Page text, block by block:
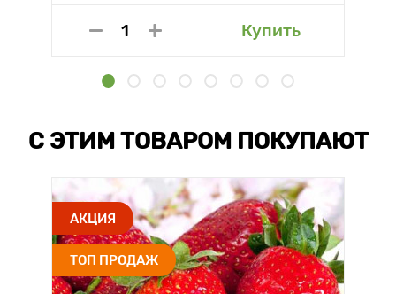
Купить
С ЭТИМ ТОВАРОМ ПОКУПАЮТ
АКЦИЯ
ТОП ПРОДАЖ